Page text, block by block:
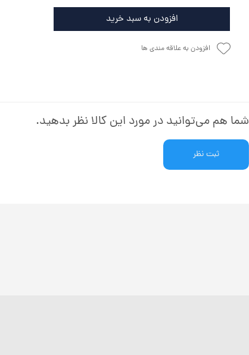
افزودن به سبد خرید
افزودن به علاقه مندی ها
شما هم می‌توانید در مورد این کالا نظر بدهید.
ثبت نظر